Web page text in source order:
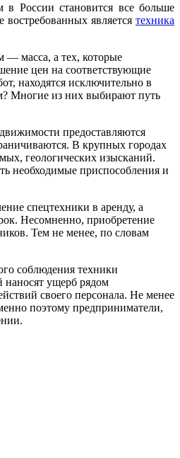
в России становится все больше
является техника
— масса, а тех, которые
цен на соответствующие
находятся исключительно в
Многие из них выбирают путь
предоставляются
В крупных городах
геологических изысканий.
необходимые приспособления и
спецтехники в аренду, а
Несомненно, приобретение
Тем не менее, по словам
соблюдения техники
наносят ущерб рядом
своего персонала. Не менее
поэтому предприниматели,